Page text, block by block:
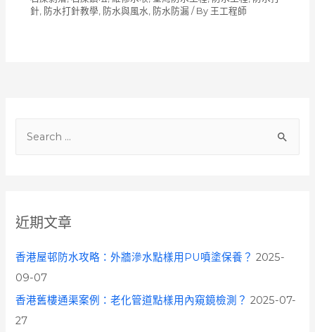
h
f
o
近期文章
香港屋邨防水攻略：外牆滲水點樣用PU噴塗保養？ 2025-
09-07
香港舊樓通渠案例：老化管道點樣用內窺鏡檢測？ 2025-07-
27
針, 防水打針教學 防水與風水 防水防漏 / By 王工程師